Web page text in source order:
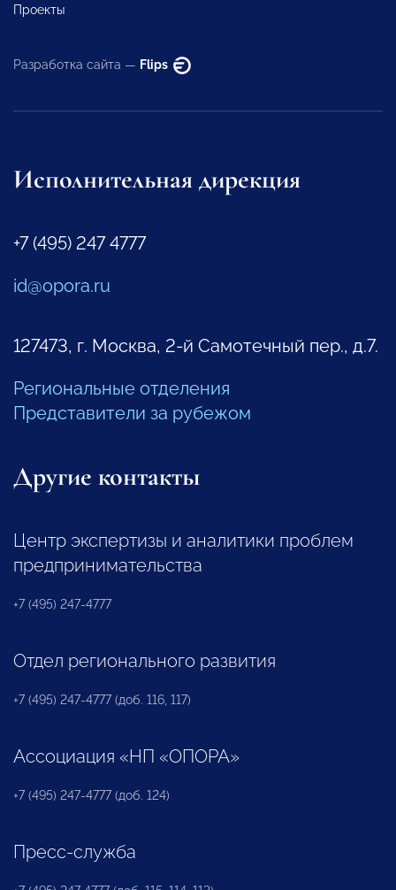
Проекты
Разработка сайта — Flips
Исполнительная дирекция
+7 (495) 247 4777
id@opora.ru
127473, г. Москва, 2-й Самотечный пер., д.7.
Региональные отделения
Представители за рубежом
Другие контакты
Центр экспертизы и аналитики проблем
предпринимательства
+7 (495) 247-4777
Отдел регионального развития
+7 (495) 247-4777 (доб. 116, 117)
Ассоциация «НП «ОПОРА»
+7 (495) 247-4777 (доб. 124)
Пресс-служба